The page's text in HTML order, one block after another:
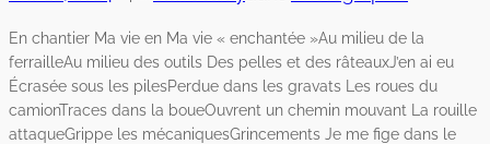
En chantier Ma vie en Ma vie « enchantée »Au milieu de la
ferrailleAu milieu des outils Des pelles et des râteauxJ’en ai eu
Écrasée sous les pilesPerdue dans les gravats Les roues du
camionTraces dans la boueOuvrent un chemin mouvant La rouille
attaqueGrippe les mécaniquesGrincements Je me fige dans le